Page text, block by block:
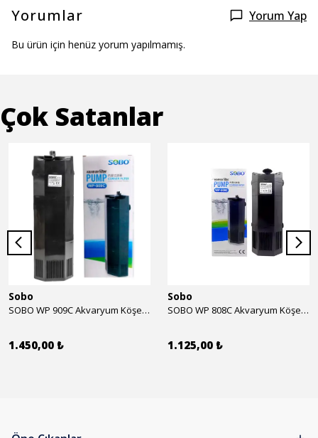
Yorumlar Yorum Yap
Bu ürün için henüz yorum yapılmamış.
Çok Satanlar
Sobo
SOBO WP 909C Akvaryum Köşe İç Filtre 1600 l/h 28w
1.450,00 ₺
Sobo
SOBO WP 808C Akvaryum Köşe İç Filtre 800 l/h 15w
1.125,00 ₺